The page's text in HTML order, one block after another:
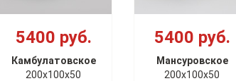
5400 руб.
Камбулатовское
200х100х50
5400 руб.
Мансуровское
200х100х50